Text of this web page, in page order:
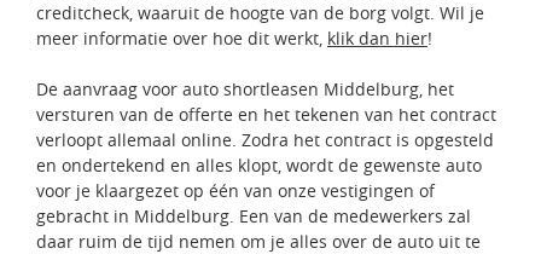
creditcheck, waaruit de hoogte van de borg volgt. Wil je
meer informatie over hoe dit werkt, klik dan hier!
De aanvraag voor auto shortleasen Middelburg, het
versturen van de offerte en het tekenen van het contract
verloopt allemaal online. Zodra het contract is opgesteld
en ondertekend en alles klopt, wordt de gewenste auto
voor je klaargezet op één van onze vestigingen of
gebracht in Middelburg. Een van de medewerkers zal
daar ruim de tijd nemen om je alles over de auto uit te